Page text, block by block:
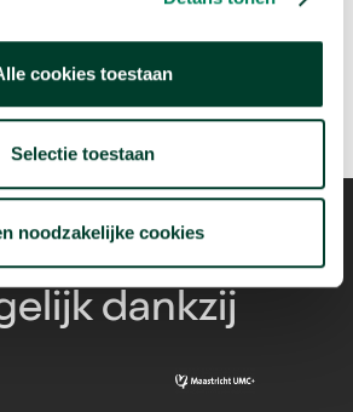
cookies toestaan
Selectie toestaan
noodzakelijke cookies
dankzij